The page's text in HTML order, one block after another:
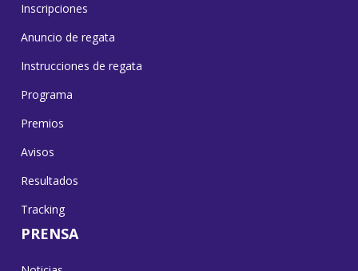
Inscripciones
Anuncio de regata
Instrucciones de regata
Programa
Premios
Avisos
Resultados
Tracking
PRENSA